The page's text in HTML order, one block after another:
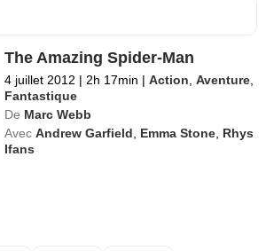
The Amazing Spider-Man
4 juillet 2012 | 2h 17min | Action ,Aventure
Fantastique
De Marc Webb
Avec Andrew Garfield Emma Stone Rhys
Ifans